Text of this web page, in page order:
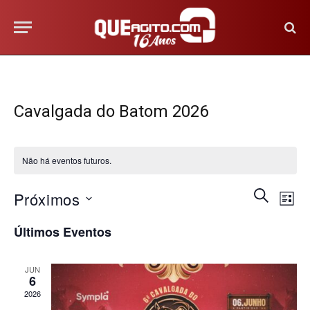
Cavalgada do Batom 2026
Não há eventos futuros.
de
visuais
de
EVENTOS
LISTA
Próximos
a
Últimos Eventos
JUN
6
2026